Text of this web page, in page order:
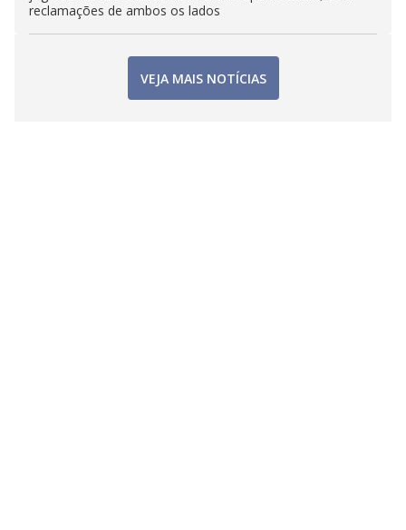
reclamações de ambos os lados
VEJA MAIS NOTÍCIAS